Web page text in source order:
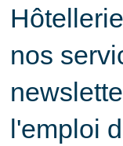
nos
l'emploi